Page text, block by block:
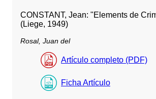
CONSTANT, Jean: "Elements de
(Liege, 1949)
Rosal, Juan del
Artículo completo (PDF)
Ficha Artículo